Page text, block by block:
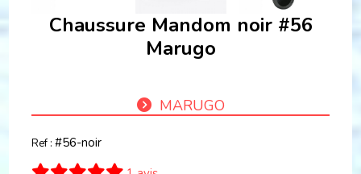
Chaussure Mandom noir #56
Marugo
MARUGO
Ref : #56-noir